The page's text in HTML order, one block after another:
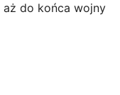
aż do końca wojny